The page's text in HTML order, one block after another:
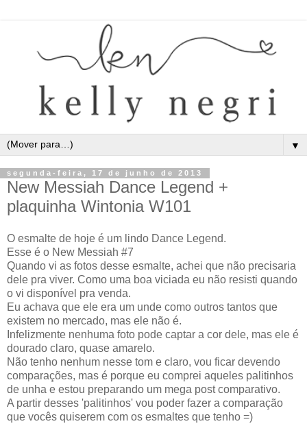
▼
segunda-feira, 17 de junho de 2013
New Messiah Dance Legend +
plaquinha Wintonia W101
O esmalte de hoje é um lindo Dance Legend.
Esse é o New Messiah #7
Quando vi as fotos desse esmalte, achei que não precisaria
dele pra viver. Como uma boa viciada eu não resisti quando
o vi disponível pra venda.
Eu achava que ele era um unde como outros tantos que
existem no mercado, mas ele não é.
Infelizmente nenhuma foto pode captar a cor dele, mas ele é
dourado claro, quase amarelo.
Não tenho nenhum nesse tom e claro, vou ficar devendo
comparações, mas é porque eu comprei aqueles palitinhos
de unha e estou preparando um mega post comparativo.
A partir desses 'palitinhos' vou poder fazer a comparação
que vocês quiserem com os esmaltes que tenho =)